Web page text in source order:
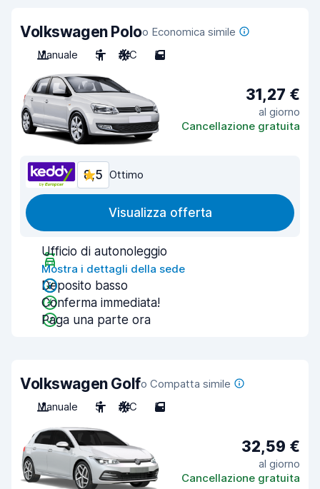
Volkswagen Poloo Economica simile
Manuale
5 A/C 5
31,27 €
al giorno
Cancellazione gratuita
8,5 Ottimo
Visualizza offerta
Ufficio di autonoleggio
Mostra i dettagli della sede
Deposito basso
Conferma immediata!
Paga una parte ora
Volkswagen Golfo Compatta simile
Manuale
5 A/C 5
32,59 €
al giorno
Cancellazione gratuita